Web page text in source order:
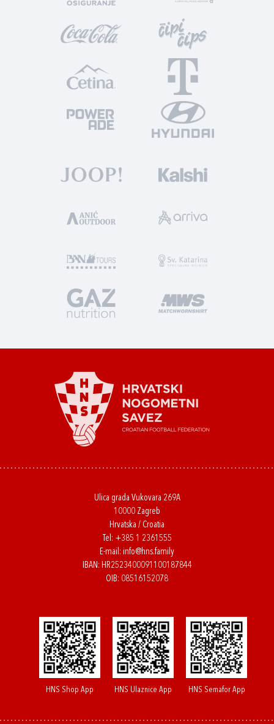
Ulica grada Vukovara 269A
10000 Zagreb
Hrvatska / Croatia
Tel: +385 1 2361555
E-mail: info@hns.family
IBAN: HR2523400091100187844
OIB: 08516152078
HNS Shop App HNS Ulaznice App HNS Semafor App